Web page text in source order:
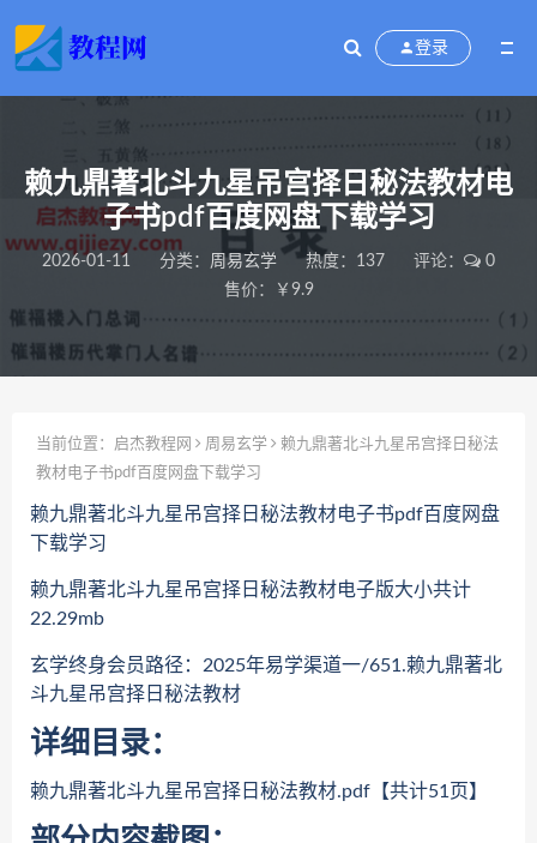
登录
赖九鼎著北斗九星吊宫择日秘法教材电
子书pdf百度网盘下载学习
2026-01-11 分类： 周易玄学 热度：137 评论：
0
售价：￥9.9
当前位置： 启杰教程网 周易玄学
赖九鼎著北斗九星吊宫择日秘法
教材电子书pdf百度网盘下载学习
赖九鼎著北斗九星吊宫择日秘法教材电子书pdf百度网盘
下载学习
赖九鼎著北斗九星吊宫择日秘法教材电子版大小共计
22.29mb
玄学终身会员路径：2025年易学渠道一/651.赖九鼎著北
斗九星吊宫择日秘法教材
详细目录：
赖九鼎著北斗九星吊宫择日秘法教材.pdf【共计51页】